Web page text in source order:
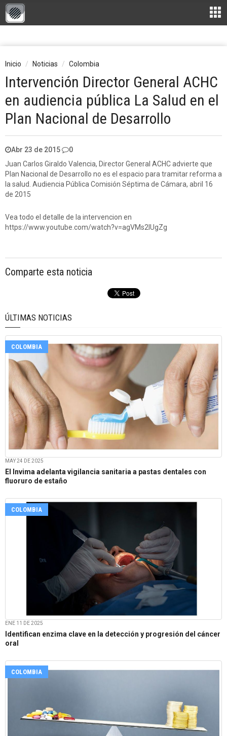
Inicio Noticias Colombia
Intervención Director General ACHC
en audiencia pública La Salud en el
Plan Nacional de Desarrollo
Abr 23 de 2015
0
Juan Carlos Giraldo Valencia, Director General ACHC advierte que
Plan Nacional de Desarrollo no es el espacio para tramitar reforma a
la salud. Audiencia Pública Comisión Séptima de Cámara, abril 16
de 2015
Vea todo el detalle de la intervencion en
https://www.youtube.com/watch?v=agVMs2IUgZg
Comparte esta noticia
ÚLTIMAS NOTICIAS
COLOMBIA
MAY 24 DE 2025
El Invima adelanta vigilancia sanitaria a pastas dentales con
fluoruro de estaño
COLOMBIA
ENE 11 DE 2025
Identifican enzima clave en la detección y progresión del cáncer
oral
COLOMBIA